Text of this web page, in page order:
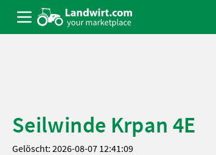
Seilwinde Krpan 4E
Gelöscht: 2026-08-07 12:41:09